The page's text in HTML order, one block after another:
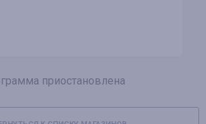
приостановлена